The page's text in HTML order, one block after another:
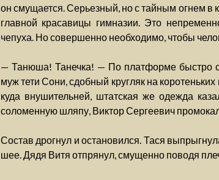
он смущается. Серьезный, но с тайным огнем в
главной красавицы гимназии. Это
чепуха. Но совершенно необходимо, чтобы
— Танюша! Танечка! — По платформе быстро
муж тети Сони, сдобный кругляк на
куда внушительней, штатская же одежда
соломенную шляпу, Виктор Сергеевич
Состав дрогнул и остановился. Тася
шее. Дядя Витя отпрянул, смущенно поводя